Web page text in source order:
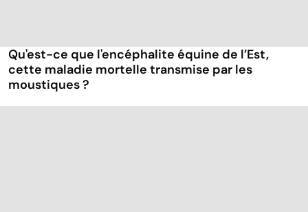
Qu'est-ce que l'encéphalite équine de l’Est,
cette maladie mortelle transmise par les
moustiques ?